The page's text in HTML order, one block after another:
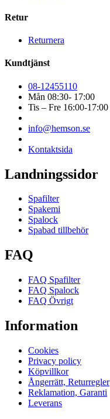
Retur
Returnera
Kundtjänst
08-12455110
Mån 08:30- 17:00
Tis – Fre 16:00-17:00
info@hemson.se
Kontaktsida
Landningssidor
Spafilter
Spakemi
Spalock
Spabad tillbehör
FAQ
FAQ Spafilter
FAQ Spalock
FAQ Övrigt
Information
Cookies
Privacy policy
Köpvillkor
Ångerrätt, Returregler
Reklamation, Garanti
Leverans